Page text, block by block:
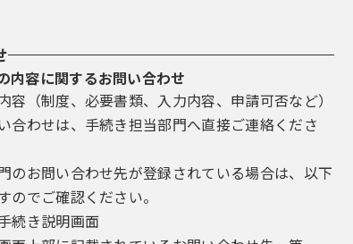
内容に関するお問い合わせ
容（制度、必要書類、入力内容、申請可否など）
合わせは、手続き担当部門へ直接ご連絡くださ
のお問い合わせ先が登録されている場合は、以下
のでご確認ください。
続き説明画面